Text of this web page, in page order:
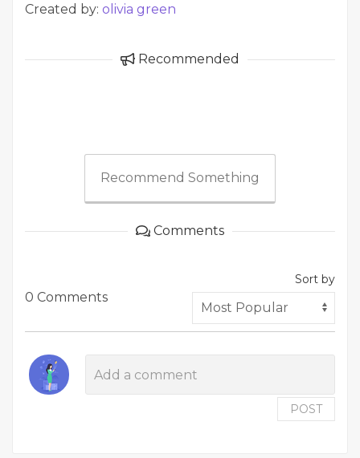
Created by: olivia green
Recommended
Recommend Something
Comments
0 Comments
Sort by
POST